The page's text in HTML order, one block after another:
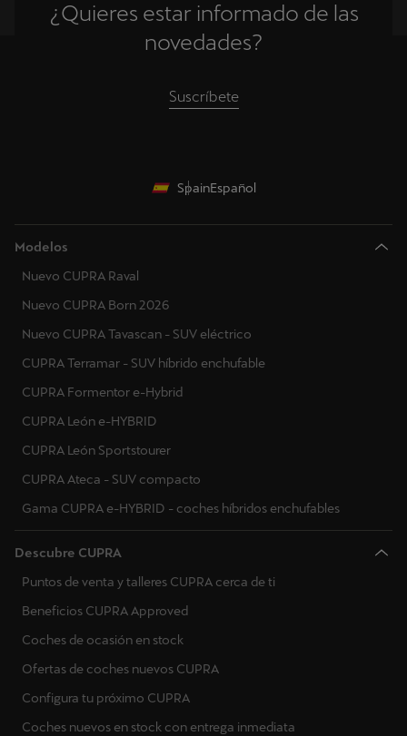
Luxemburgo
Macedonia del Norte
Malta
Noruega
Polonia
Rumanía
Eslovenia
Eslovaquia
¿Quieres estar informado de las
novedades?
Suscríbete
SpainEspañol
Modelos
Nuevo CUPRA Raval
Nuevo CUPRA Born 2026
Nuevo CUPRA Tavascan - SUV eléctrico
CUPRA Terramar - SUV híbrido enchufable
CUPRA Formentor e-Hybrid
CUPRA León e-HYBRID
CUPRA León Sportstourer
CUPRA Ateca - SUV compacto
Gama CUPRA e-HYBRID - coches híbridos enchufables
Descubre CUPRA
Puntos de venta y talleres CUPRA cerca de ti
Beneficios CUPRA Approved
Coches de ocasión en stock
Ofertas de coches nuevos CUPRA
Configura tu próximo CUPRA
Coches nuevos en stock con entrega inmediata